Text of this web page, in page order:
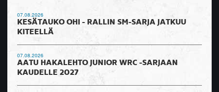
07.08.2026
KESÄTAUKO OHI - RALLIN SM-SARJA JATKUU
KITEELLÄ
07.08.2026
AATU HAKALEHTO JUNIOR WRC -SARJAAN
KAUDELLE 2027